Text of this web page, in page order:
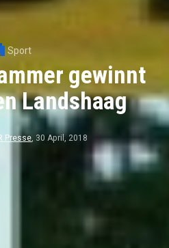
Sport
gewinnt
Landshaag
Presse 30 April, 2018